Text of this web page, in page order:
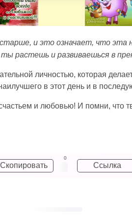
и это означает, что эта
растешь и развиваешься в
личностью, которая
в этот день и в
и любовью! И помни, что
Скопировать
0
Ссылка